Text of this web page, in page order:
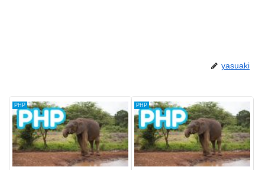
yasuaki
PHP PHP